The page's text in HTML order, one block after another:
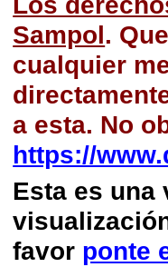
Sampol.
cualquier
a esta. No
https://
Esta es una
favor ponte